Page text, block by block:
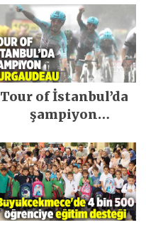
Tour of İstanbul’da
şampiyon